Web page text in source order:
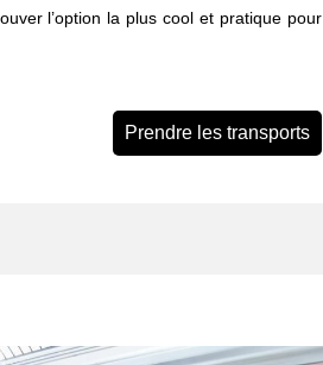
l’option la plus cool et pratique pour
Prendre les transports